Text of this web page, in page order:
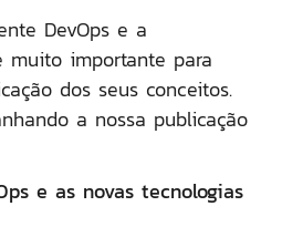
DevOps e a
muito importante para
dos seus conceitos.
a nossa publicação
e as novas tecnologias